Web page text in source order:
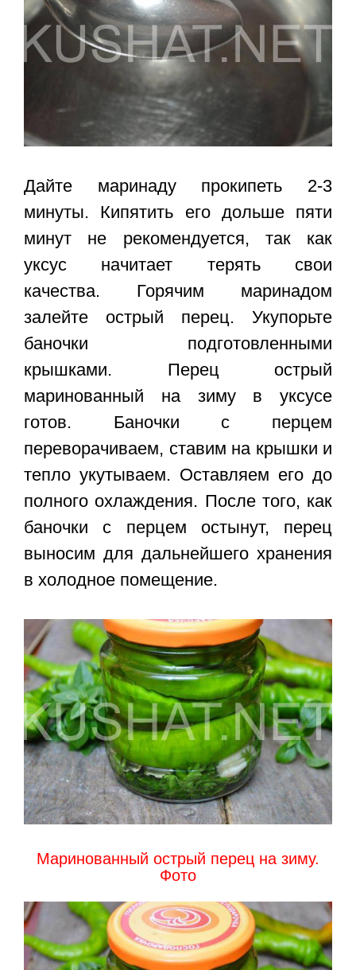
Дайте маринаду прокипеть 2-3
минуты. Кипятить его дольше пяти
минут не рекомендуется, так как
уксус начитает терять свои
качества. Горячим маринадом
залейте острый перец. Укупорьте
баночки подготовленными
крышками. Перец острый
маринованный на зиму в уксусе
готов. Баночки с перцем
переворачиваем, ставим на крышки и
тепло укутываем. Оставляем его до
полного охлаждения. После того, как
баночки с перцем остынут, перец
выносим для дальнейшего хранения
в холодное помещение.
Маринованный острый перец на зиму.
Фото